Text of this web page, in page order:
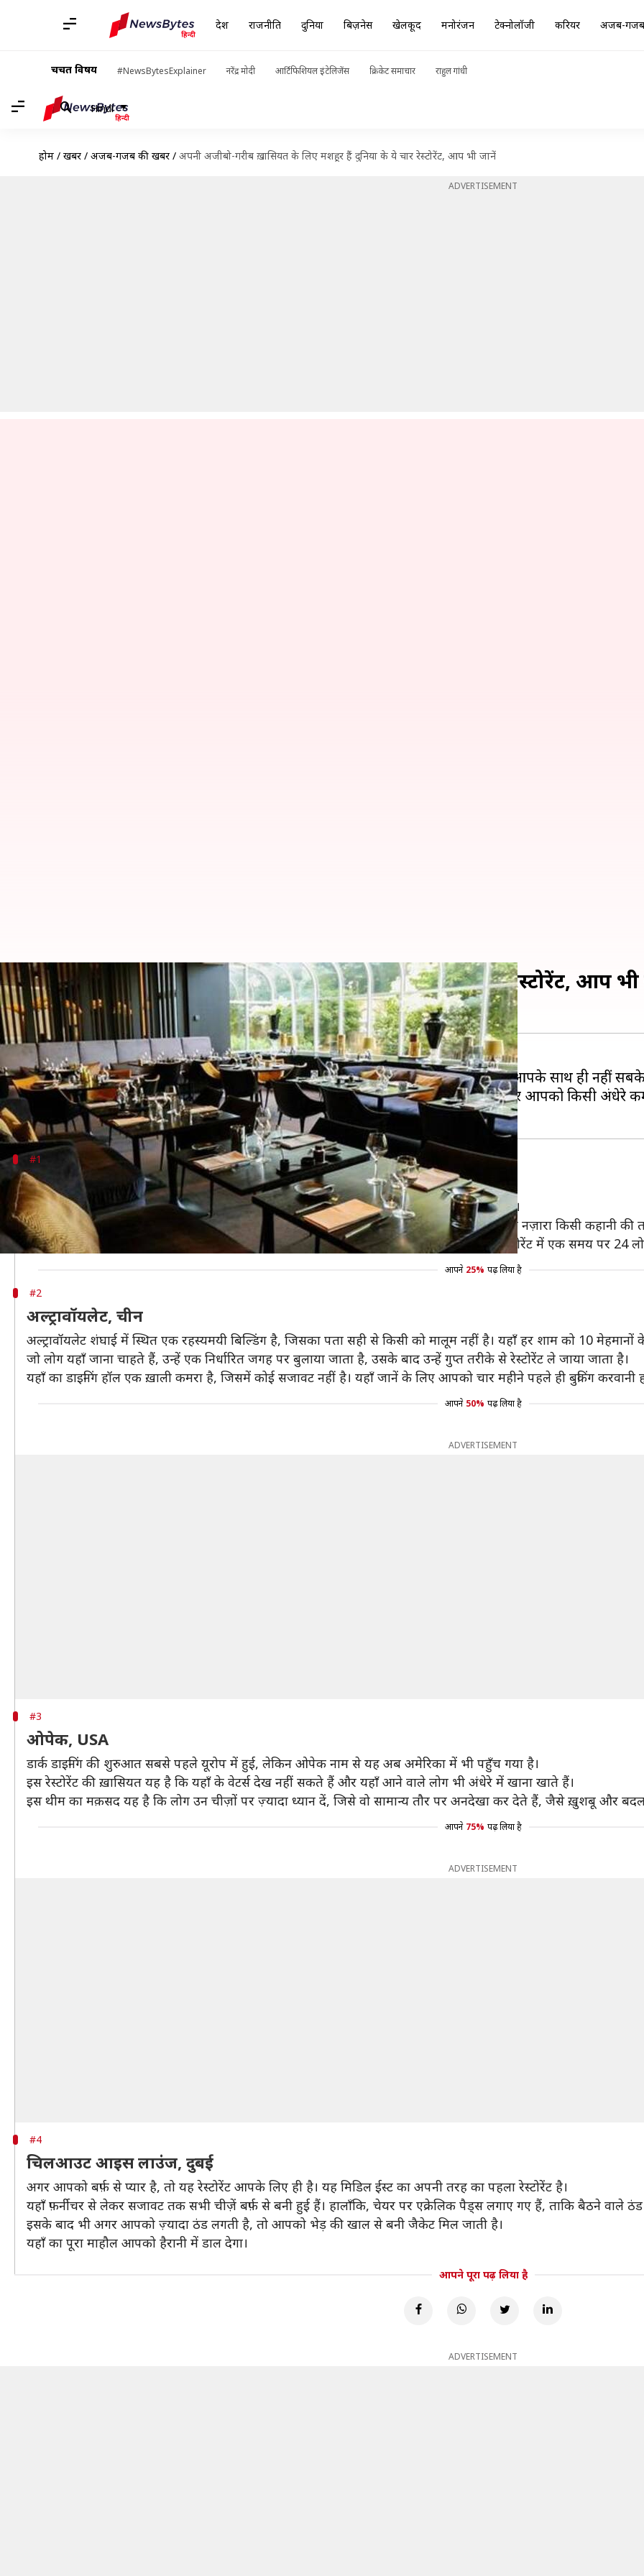
देश राजनीति दुनिया बिज़नेस खेलकूद मनोरंजन टेक्नोलॉजी करियर अजब-गजब
चर्चित विषय #NewsBytesExplainer नरेंद्र मोदी आर्टिफिशियल इंटेलिजेंस क्रिकेट समाचार राहुल गांधी
Hindi
होम / खबरें / अजब-गजब की खबरें / अपनी अजीबो-गरीब ख़ासियत के लिए मशहूर हैं दुनिया के ये चार रेस्टोरेंट, आप भी जानें
ADVERTISEMENT
अपनी अजीबो-गरीब ख़ासियत के लिए मशहूर हैं दुनिया के ये चार रेस्टोरेंट, आप
लेखन प्रदीप मौर्य Jun 18, 2019 08:05 pm
क्या है खबर?
आप भी जब घर का खाना खाकर बोर हो जाते होंगे, तो बाहर खाने का मन करता होगा। ऐसा केवल आपके साथ ही नहीं सबके
ऐसे में आप बाहर रेस्टोरेंट में खाने के लिए जाते हैं, लेकिन तब क्या होगा जब आप रेस्टोरेंट में जाएँ और आपको किसी अंधेरे
#1
द यर्ट, USA
अगर आपको ट्रैकिंग और रोमांचक सफ़र का शौक है, तो यक़ीनन यह रेस्टोरेंट आपके लिए ही बनाया गया है।
अमेरिका में स्थित इस रेस्टोरेंट तक पहुँचने के लिए आपको घने जंगलों से होकर जाना होता है। यहाँ का पूरा नज़ारा किसी कहानी की
जो भी लोग इस रेस्टोरेंट में जाते हैं, शेफ उनकी आँखों के सामने ही चार कोर्स मील तैयार करता है। इस रेस्टोरेंट में एक समय पर 24
आपने 25% पढ़ लिया है
#2
अल्ट्रावॉयलेट, चीन
अल्ट्रावॉयलेट शंघाई में स्थित एक रहस्यमयी बिल्डिंग है, जिसका पता सही से किसी को मालूम नहीं है। यहाँ हर शाम को 10 मेहमानों
जो लोग यहाँ जाना चाहते हैं, उन्हें एक निर्धारित जगह पर बुलाया जाता है, उसके बाद उन्हें गुप्त तरीके से रेस्टोरेंट ले जाया जाता है।
यहाँ का डाइनिंग हॉल एक ख़ाली कमरा है, जिसमें कोई सजावट नहीं है। यहाँ जानें के लिए आपको चार महीने पहले ही बुकिंग करवानी
आपने 50% पढ़ लिया है
ADVERTISEMENT
#3
ओपेक, USA
डार्क डाइनिंग की शुरुआत सबसे पहले यूरोप में हुई, लेकिन ओपेक नाम से यह अब अमेरिका में भी पहुँच गया है।
इस रेस्टोरेंट की ख़ासियत यह है कि यहाँ के वेटर्स देख नहीं सकते हैं और यहाँ आने वाले लोग भी अंधेरे में खाना खाते हैं।
इस थीम का मक़सद यह है कि लोग उन चीज़ों पर ज़्यादा ध्यान दें, जिसे वो सामान्य तौर पर अनदेखा कर देते हैं, जैसे ख़ुशबू और
आपने 75% पढ़ लिया है
ADVERTISEMENT
#4
चिलआउट आइस लाउंज, दुबई
अगर आपको बर्फ़ से प्यार है, तो यह रेस्टोरेंट आपके लिए ही है। यह मिडिल ईस्ट का अपनी तरह का पहला रेस्टोरेंट है।
यहाँ फ़र्नीचर से लेकर सजावट तक सभी चीज़ें बर्फ़ से बनी हुई हैं। हालाँकि, चेयर पर एक्रेलिक पैड्स लगाए गए हैं, ताकि बैठने वाले
इसके बाद भी अगर आपको ज़्यादा ठंड लगती है, तो आपको भेड़ की खाल से बनी जैकेट मिल जाती है।
यहाँ का पूरा माहौल आपको हैरानी में डाल देगा।
आपने पूरा पढ़ लिया है
ADVERTISEMENT